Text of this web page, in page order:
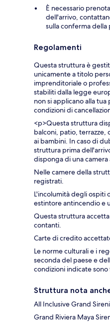
È necessario
dell'arrivo,
sulla conferma della
Regolamenti
Questa struttura è
unicamente a titolo
imprenditoriale o
stabiliti dalla legge
non si applicano alla
condizioni di
<p>Questa struttura
balconi, patio,
ai bambini. In caso di
struttura prima
disponga di una
Nelle camere della
registrati.
L'incolumità degli ospiti
estintore antincendio e
Questa struttura
contanti.
Carte di credito
Le norme culturali e i
seconda del paese e
condizioni indicate
Struttura nota
All Inclusive Grand
Grand Riviera Maya